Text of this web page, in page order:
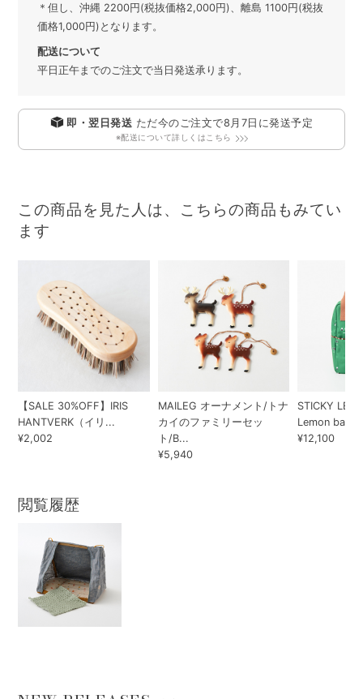
＊但し、沖縄 2200円(税抜価格2,000円)、離島 1100円(税抜
価格1,000円)となります。
配送について
平日正午までのご注文で当日発送承ります。
即・翌日発送 ただ今のご注文で8月7日 に発送予定
※配送について詳しくはこちら
この商品を見た人は、こちらの商品もみてい
ます
【SALE 30%OFF】IRIS
HANTVERK（イリ...
¥2,002
MAILEG オーナメント/トナ
カイのファミリーセッ
ト/B...
¥5,940
STICKY
Lemon bac...
¥12,100
閲覧履歴